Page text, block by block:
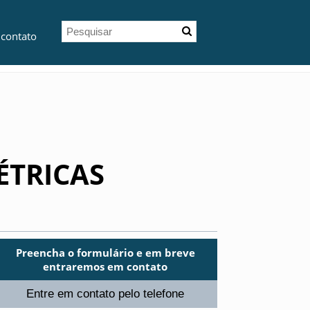
Preencha o formulário e em breve
entraremos em contato
Entre em contato pelo telefone